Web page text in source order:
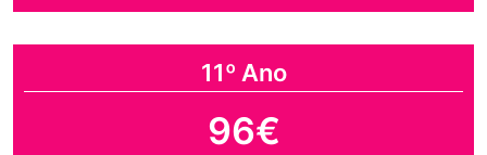
11º Ano
96€